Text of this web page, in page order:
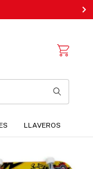
LLAVEROS